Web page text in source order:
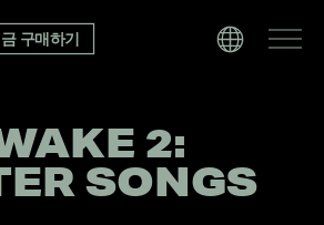
구매하기
2:
SONGS